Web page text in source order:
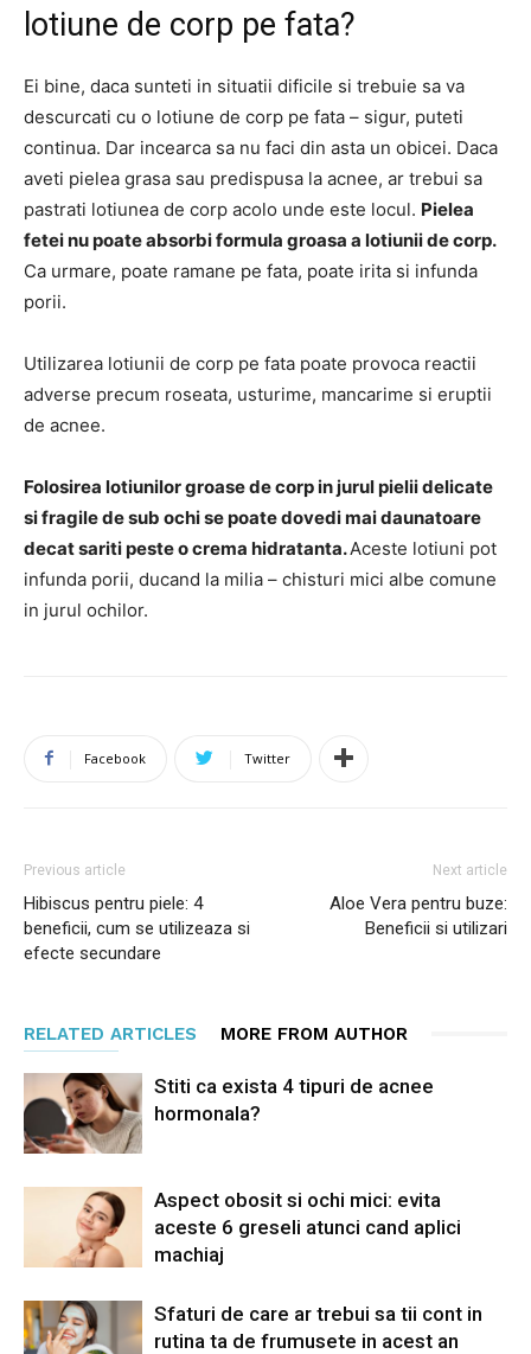
lotiune de corp pe fata?
Ei bine, daca sunteti in situatii dificile si trebuie sa va
descurcati cu o lotiune de corp pe fata – sigur, puteti
continua. Dar incearca sa nu faci din asta un obicei. Daca
aveti pielea grasa sau predispusa la acnee, ar trebui sa
pastrati lotiunea de corp acolo unde este locul. Pielea
fetei nu poate absorbi formula groasa a lotiunii de corp.
Ca urmare, poate ramane pe fata, poate irita si infunda
porii.
Utilizarea lotiunii de corp pe fata poate provoca reactii
adverse precum roseata, usturime, mancarime si eruptii
de acnee.
Folosirea lotiunilor groase de corp in jurul pielii delicate
si fragile de sub ochi se poate dovedi mai daunatoare
decat sariti peste o crema hidratanta.Aceste lotiuni pot
infunda porii, ducand la milia – chisturi mici albe comune
in jurul ochilor.
Facebook Twitter
Previous article
Hibiscus pentru piele: 4
beneficii, cum se utilizeaza si
efecte secundare
Next article
Aloe Vera pentru buze:
Beneficii si utilizari
RELATED ARTICLES MORE FROM AUTHOR
Stiti ca exista 4 tipuri de acnee
hormonala?
Aspect obosit si ochi mici: evita
aceste 6 greseli atunci cand aplici
machiaj
Sfaturi de care ar trebui sa tii cont in
rutina ta de frumusete in acest an